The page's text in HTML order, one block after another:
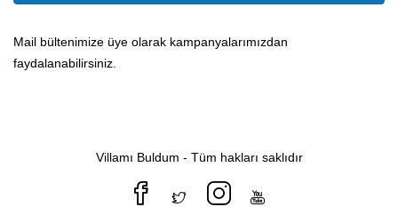
Mail bültenimize üye olarak kampanyalarımızdan
faydalanabilirsiniz.
Villamı Buldum - Tüm hakları saklıdır